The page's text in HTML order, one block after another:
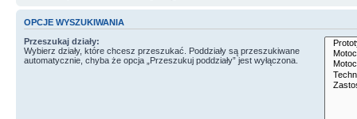
OPCJE WYSZUKIWANIA
Przeszukaj działy:
Wybierz działy, które chcesz przeszukać. Poddziały są przeszukiwane
automatycznie, chyba że opcja „Przeszukuj poddziały” jest wyłączona.